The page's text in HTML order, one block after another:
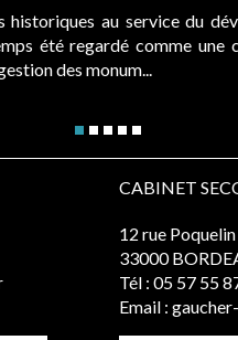
historiques au service du
été regardé comme une
des monum...
CABINET
12 rue
33000
Tél : 05 57 55
Email :